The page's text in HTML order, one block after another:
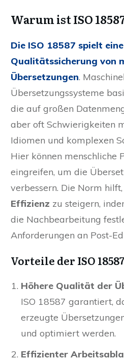
Warum ist ISO
Die ISO 18587 spielt
Qualitätssicherung von
Übersetzungen.
Übersetzungssysteme
die auf großen
aber oft Schwierigkeiten
Idiomen und komplexen
Hier können menschliche
eingreifen, um die
verbessern. Die Norm hilft,
Effizienz zu steigern,
die Nachbearbeitung
Anforderungen an Post-
Vorteile der ISO
Höhere Qualität der
ISO 18587 garantiert,
erzeugte
und optimiert werden.
Effizienter